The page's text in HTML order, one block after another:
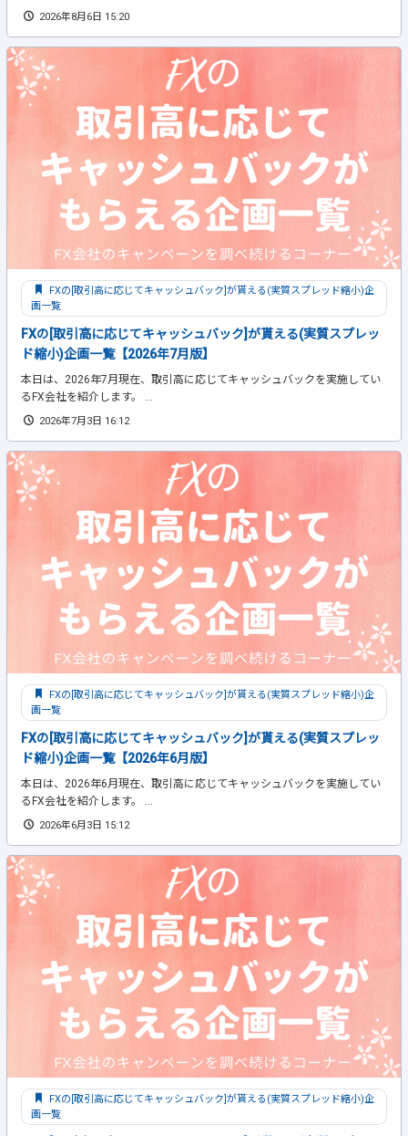
2026年8月6日 15:20
FXの[取引高に応じてキャッシュバック]が貰える(実質スプレッド縮小)企
画一覧
FXの[取引高に応じてキャッシュバック]が貰える(実質スプレッ
ド縮小)企画一覧【2026年7月版】
本日は、2026年7月現在、取引高に応じてキャッシュバックを実施してい
るFX会社を紹介します。 ...
2026年7月3日 16:12
FXの[取引高に応じてキャッシュバック]が貰える(実質スプレッド縮小)企
画一覧
FXの[取引高に応じてキャッシュバック]が貰える(実質スプレッ
ド縮小)企画一覧【2026年6月版】
本日は、2026年6月現在、取引高に応じてキャッシュバックを実施してい
るFX会社を紹介します。 ...
2026年6月3日 15:12
FXの[取引高に応じてキャッシュバック]が貰える(実質スプレッド縮小)企
画一覧